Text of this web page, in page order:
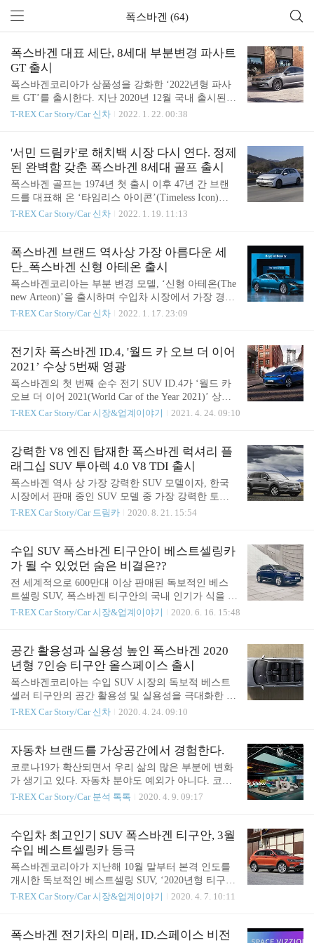
폭스바겐 (64)
폭스바겐 대표 세단, 8세대 부분변경 파사트
GT 출시
폭스바겐코리아가 상품성을 강화한 ‘2022년형 파사
트 GT’를 출시한다. 지난 2020년 12월 국내 출시된 8
세대 부분변경 모델 파사트 GT는 폭스바겐 모델 최
ED 매트릭스 헤드라이트’ 등이 적용되어 진일보한
스마트 비즈니스 세단의 기준을 제시하며 국내 소비
자에게 꾸준한 인기를 구가하고 있다. 이번에 출시된
‘2022년형 파사트 GT’는 기존 연식 모델의 혁신적인
기술 및 편의 사양을 그대로 채택하면서도 새로운 E
A288 evo 엔진을 탑재해 성능과 효율을 높이고, 한국
한 점이 특징이다. 2022년형 파사트 GT는 혁신적인
‘트윈도징 테크놀로지’가 장착..
T-REX Car Story/Car 신차 2022. 1. 22. 00:38
'서민 드림카'로 해치백 시장 다시 연다. 정제
된 완벽함 갖춘 폭스바겐 8세대 골프 출시
폭스바겐 골프는 1974년 첫 출시 이후 47년 간 브랜
드를 대표해 온 ‘타임리스 아이콘’(Timeless Icon)이
자 현재까지 3,500만 대 이상 판매된 폭스바겐의 핵
장을 이끈 주역이기도 하다. 신형 8세대 골프는 반세
기에 걸친 골프의 헤리티지를 계승하면서도 깔끔하
고 정제된 라인, 완벽한 비율과 다이내믹한 실루엣으
로 과거와 미래가 공존하는 골프만의 디자인 언어를
정립했다. 인테리어는 운전자 중심의 인체공학적 설
계와 한층 진화된 디지털화를 통해 미래 지향적으로
프로’와 10인치 ‘MIB3 디스커버 프로’ 인포테인먼트
시스템, 직관적인 ‘터치식..
T-REX Car Story/Car 신차 2022. 1. 19. 11:13
폭스바겐 브랜드 역사상 가장 아름다운 세
단_폭스바겐 신형 아테온 출시
폭스바겐코리아는 부분 변경 모델, ‘신형 아테온(The
new Arteon)’을 출시하며 수입차 시장에서 가장 경쟁
이 치열한 세단 시장 공략에 나선다. 아테온은 예술
자인 DNA를 대변하는 모델이자 세단 라인업의 플래
그십 역할을 담당하고 있다. 아테온은 한국 시장에 2
018년 12월 첫 선을 보인 이후 3040 젊은 고객층의 까
다로운 취향을 두루 만족시키며 두터운 고객 층을 형
성했다. 그 결과 한국은 아테온의 세계 3대 시장으로
자리매김했다. 이번에 선보인 신형 아테온은 아름다
에서의 탁월한 실용성을 모두 겸비했다. 더욱 뚜렷해
진 전면부 디자인과 날렵..
T-REX Car Story/Car 신차 2022. 1. 17. 23:09
전기차 폭스바겐 ID.4, '월드 카 오브 더 이어
2021’ 수상 5번째 영광
폭스바겐의 첫 번째 순수 전기 SUV ID.4가 ‘월드 카
오브 더 이어 2021(World Car of the Year 2021)’ 상을
수상했다. ‘월드 카 오브 더 이어’ 는 전세계 24개국,
장 권위를 인정받는 상이다. 폭스바겐 브랜드의 CEO
랄프 브란트슈타터(Ralf Brandsttter)는 “ID.4가 ‘월드
카 오브 더 이어’로 선정된 것을 굉장히 기쁘게 생각
한다. 자동차 업계에서 가장 중요한 상을 받았다는
부분에서뿐만 아니라, 폭스바겐의 뛰어난 팀원들이
훌륭한 아이디어를 실현해 냈다는 점을 심사위원단
로벌 시장을 겨냥한 전기차로 전 세계 시..
T-REX Car Story/Car 시장&업계이야기 2021. 4. 24. 09:10
강력한 V8 엔진 탑재한 폭스바겐 럭셔리 플
래그십 SUV 투아렉 4.0 V8 TDI 출시
폭스바겐 역사 상 가장 강력한 SUV 모델이자, 한국
시장에서 판매 중인 SUV 모델 중 가장 강력한 토크
를 자랑하는 럭셔리 플래그십 SUV, ‘신형 투아렉 4.0
4.0 V8 TDI는 폭발적인 힘을 갖춘 4.0리터(3,956 cc)
V8 엔진을 장착해 강력한 드라이빙 퍼포먼스를 선사
한다. 한국 시장에서 판매 중인 SUV 모델 중 가장 강
력한 91.8kg.m (900Nm, 1,250rpm~3,250rpm)의 최대
토크와 421마력(421ps, 3,500rpm~5,000rpm)의 최고
출력을 내는 V8 TDI 엔진은 상시 사륜구동 시스템과
T-REX Car Story/Car 드림카 2020. 8. 21. 15:54
수입 SUV 폭스바겐 티구안이 베스트셀링카
가 될 수 있었던 숨은 비결은??
전 세계적으로 600만대 이상 판매된 독보적인 베스
트셀링 SUV, 폭스바겐 티구안의 국내 인기가 식을 줄
을 모른다. 지난 3, 4월 수입차 전체 베스트셀링 1위
주행 성능과 기본기, 검증된 안전성과 최첨단 운전자
보조 시스템, 경제성을 고루 갖춰 국산, 수입차 관계
없이 3-4천만원대 SUV를 고려하는 이들에게 큰 인기
를 얻고 있다. 고객들이 티구안에 주목하는 또 다른
이유가 하나 더 있다. 티구안 오너들은 기존 오너들
의 추천으로 구매를 결정하는 경우가 많은데, 그 결
유지보수 비용에 있다. 실제로 차량을 운행하는 데
드는 총 소유비용(TCO)에 가장 큰..
T-REX Car Story/Car 시장&업계이야기 2020. 6. 16. 15:48
공간 활용성과 실용성 높인 폭스바겐 2020
년형 7인승 티구안 올스페이스 출시
폭스바겐코리아는 수입 SUV 시장의 독보적 베스트
셀러 티구안의 공간 활용성 및 실용성을 극대화한 20
20년형 티구안 올스페이스(Tiguan Allspace) 7인승 모
05년 한국 시장 진출 이후 최초로 도입하는 7인승 모
델로, 재작년 티구안 올스페이스의 5인승 모델 출시
이후 지속됐던 고객들의 요구를 반영해 7인승 버전
도입으로 5인승 대비 한층 더 높은 공간 활용성을 자
지 다양한 라이프스타일에 최적화된 모델이다. 폭스
바겐 티구안 올스페이스는 이미 전 세대 대비 실내공
간이 커진 2세대 티구안의 플랫폼을 ..
T-REX Car Story/Car 신차 2020. 4. 24. 09:10
자동차 브랜드를 가상공간에서 경험한다.
코로나19가 확산되면서 우리 삶의 많은 부분에 변화
가 생기고 있다. 자동차 분야도 예외가 아니다. 코로
나19의 영향으로 사회적 거리두기를 지키기 위한 제
중계하는 방식으로 바뀌게 되었다. 많은 소비자를 만
날 수 있는 자리가 줄어든다는 것은 자동차 판매에
영향을 끼치고, 브랜드를 알릴 수 있는 기회가 줄어
든다는 것이다. 브랜드 입장에서는 홍보 마케팅에 큰
차질을 불러모으고 있는 상황이다. 이런 분위기를 적
극적으로 돌파하기 위한 방법으로 브랜드와 모델을
어 눈길을 끈다. 폭스바겐은 온라인에서 브랜드의 새
로운 모델들을 가상 현실로 체험할 수 있는 “버추얼
T-REX Car Story/Car 분석 톡톡 2020. 4. 9. 09:17
수입차 최고인기 SUV 폭스바겐 티구안, 3월
수입 베스트셀링카 등극
폭스바겐코리아가 지난해 10월 말부터 본격 인도를
개시한 독보적인 베스트셀링 SUV, ‘2020년형 티구
안’이 지난 3월 총 1,022대가 판매되며 전체 수입차
벌 베스트셀링 SUV이자, 한국 수입차 시장에서도 지
T-REX Car Story/Car 시장&업계이야기 2020. 4. 7. 10:11
폭스바겐 전기차의 미래, ID.스페이스 비전